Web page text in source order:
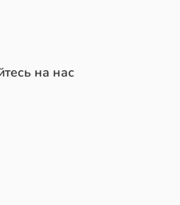
на нас